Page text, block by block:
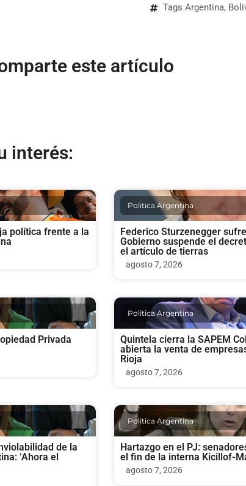
Tags Argentina,
este artículo
interés:
política frente a la
Politica Argentina
Federico Sturzenegger
Gobierno suspende el
el artículo de tierras
agosto 7, 2026
Privada
Politica Argentina
Quintela cierra la SAPEM
abierta la venta de
Rioja
agosto 7, 2026
de la
‘Ahora el
Politica Argentina
Hartazgo en el PJ:
el fin de la interna Kicillof-
agosto 7, 2026